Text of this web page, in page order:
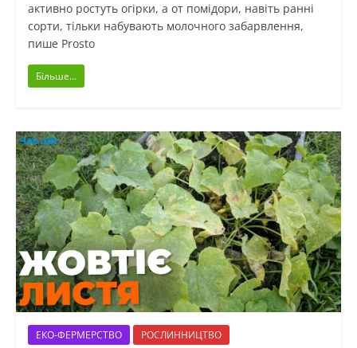
активно ростуть огірки, а от помідори, навіть ранні
сорти, тільки набувають молочного забарвлення,
пише Prosto
Більше...
ЕКО-ФЕРМЕРСТВО РОСЛИННИЦТВО